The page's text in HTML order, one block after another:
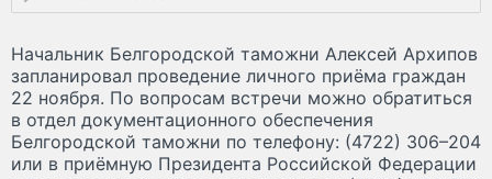
Начальник Белгородской таможни Алексей Архипов
запланировал проведение личного приёма граждан
22 ноября. По вопросам встречи можно обратиться
в отдел документационного обеспечения
Белгородской таможни по телефону: (4722) 306–204
или в приёмную Президента Российской Федерации